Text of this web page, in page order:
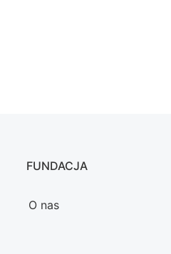
FUNDACJA
O nas